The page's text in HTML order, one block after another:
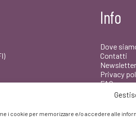
i cookie per memorizzare e/o accedere alle
Info
Dove
Contatti
Newsletter
Privacy
FAQ